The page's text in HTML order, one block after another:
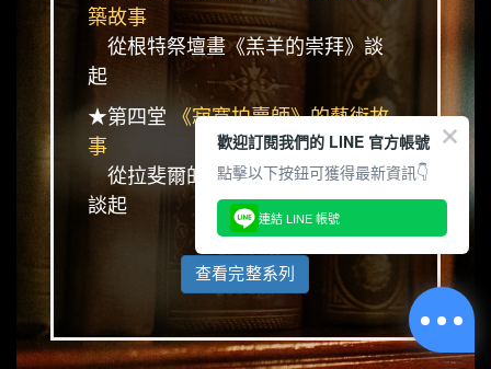
築故事
從根特祭壇畫《羔羊的崇拜》談
起
★第四堂
《寂寞拍賣師》的藝術故
事
從拉斐爾的愛人La fornarina肖像
談起
查看完整系列
歡迎訂閱我們的 LINE 官方帳號
點擊以下按鈕可獲得最新資訊👇
連結 LINE 帳號